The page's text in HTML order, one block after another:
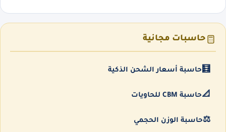
حاسبات مجانية
🧮حاسبة أسعار الشحن الذكية
📐حاسبة CBM للحاويات
⚖️حاسبة الوزن الحجمي